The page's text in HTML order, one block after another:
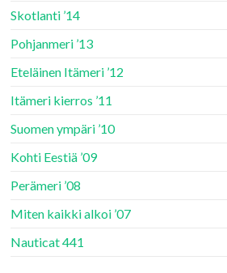
Skotlanti ’14
Pohjanmeri ’13
Eteläinen Itämeri ’12
Itämeri kierros ’11
Suomen ympäri ’10
Kohti Eestiä ’09
Perämeri ’08
Miten kaikki alkoi ’07
Nauticat 441